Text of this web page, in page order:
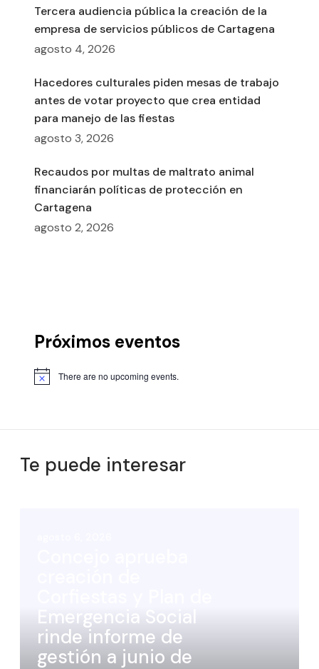
Tercera audiencia pública la creación de la
empresa de servicios públicos de Cartagena
agosto 4, 2026
Hacedores culturales piden mesas de trabajo
antes de votar proyecto que crea entidad
para manejo de las fiestas
agosto 3, 2026
Recaudos por multas de maltrato animal
financiarán políticas de protección en
Cartagena
agosto 2, 2026
Próximos eventos
There are no upcoming events.
Te puede interesar
Emergencia Social
rinde informe de
gestión a junio de